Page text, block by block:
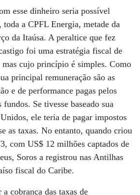
esse dinheiro seria possível
toda a CPFL Energia, metade da
da Itaúsa. A peraltice que fez
foi uma estratégia fiscal de
mas cujo princípio é simples. Como
principal remuneração são as
e de performance pagas pelos
Se tivesse baseado sua
ele teria de pagar impostos
as taxas. No entanto, quando criou
com US$ 12 milhões captados de
Soros a registrou nas Antilhas
fiscal do Caribe.
cobrança das taxas de